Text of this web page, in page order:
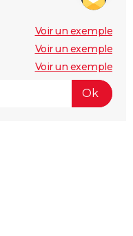
Voir un exemple
Voir un exemple
Voir un exemple